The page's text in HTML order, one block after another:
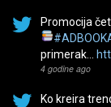
Promocija
primerak…
4 godine ago
Ko kreira